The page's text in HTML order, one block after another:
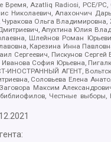
Azatliq Radiosi, PCE/
Николаевич, Апахончич
Ольга
Апухтина Юлия
Шлейнов Роман
Карезина Инна
Пискунов Сергей
София Юрьевна,
ИНОСТРАННЫЙ АГЕНТ,
Соловьева Елена
Максим
Честные